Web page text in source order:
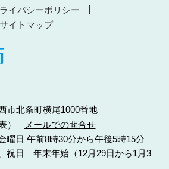
イバシーポリシー
サイトマップ
市北条町横尾1000番地
）
メールでの問合せ
曜日 午前8時30分から午後5時15分
祝日 年末年始（12月29日から1月3